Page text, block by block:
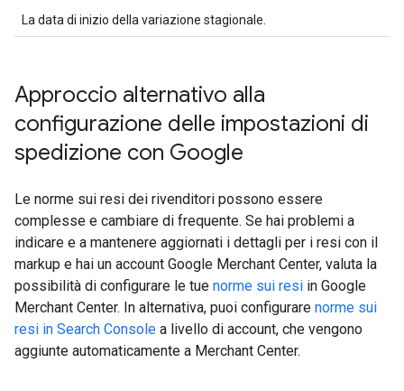
La data di inizio della variazione stagionale.
Approccio alternativo alla
configurazione delle impostazioni di
spedizione con Google
Le norme sui resi dei rivenditori possono essere
complesse e cambiare di frequente. Se hai problemi a
indicare e a mantenere aggiornati i dettagli per i resi con il
markup e hai un account Google Merchant Center, valuta la
possibilità di configurare le tue norme sui resi in Google
Merchant Center. In alternativa, puoi configurare norme sui
resi in Search Console a livello di account, che vengono
aggiunte automaticamente a Merchant Center.